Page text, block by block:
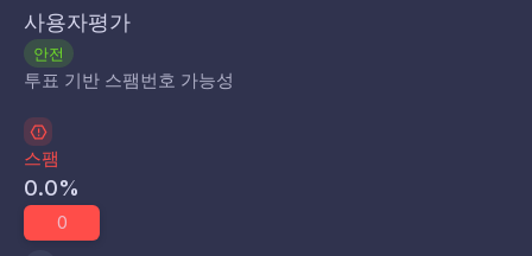
사용자평가
안전
투표 기반 스팸번호 가능성
스팸
0.0%
0